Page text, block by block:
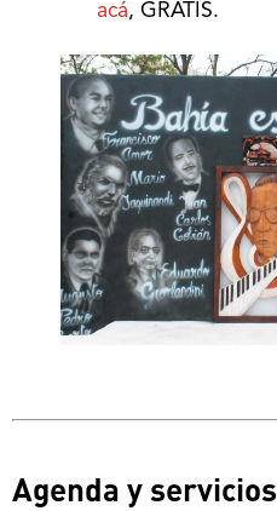
acá, GRATIS.
Agenda y servicios